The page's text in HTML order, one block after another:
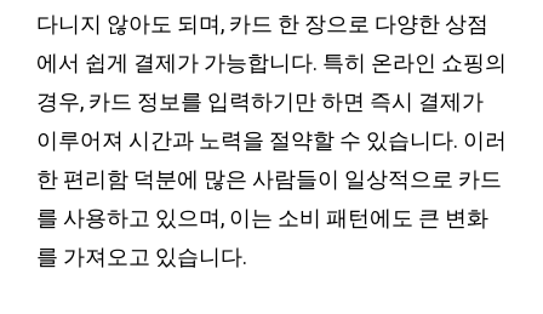
다니지 않아도 되며, 카드 한 장으로 다양한 상점
에서 쉽게 결제가 가능합니다. 특히 온라인 쇼핑의
경우, 카드 정보를 입력하기만 하면 즉시 결제가
이루어져 시간과 노력을 절약할 수 있습니다. 이러
한 편리함 덕분에 많은 사람들이 일상적으로 카드
를 사용하고 있으며, 이는 소비 패턴에도 큰 변화
를 가져오고 있습니다.